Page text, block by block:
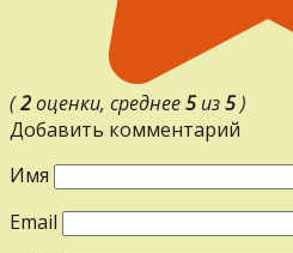
(2оценки, среднее5из5)
Добавить комментарий
Имя
Email